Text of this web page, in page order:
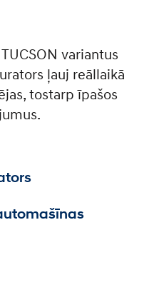
variantus
ļauj reāllaikā
tostarp īpašos